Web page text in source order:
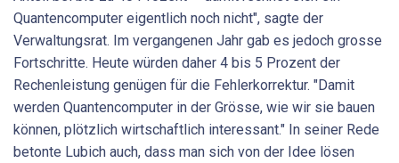
Quantencomputer eigentlich noch nicht", sagte der
Verwaltungsrat. Im vergangenen Jahr gab es jedoch grosse
Fortschritte. Heute würden daher 4 bis 5 Prozent der
Rechenleistung genügen für die Fehlerkorrektur. "Damit
werden Quantencomputer in der Grösse, wie wir sie bauen
können, plötzlich wirtschaftlich interessant." In seiner Rede
betonte Lubich auch, dass man sich von der Idee lösen